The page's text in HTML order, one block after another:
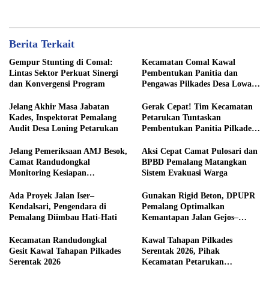
Berita Terkait
Gempur Stunting di Comal:
Lintas Sektor Perkuat Sinergi
dan Konvergensi Program
Kecamatan Comal Kawal
Pembentukan Panitia dan
Pengawas Pilkades Desa Lowa
Jelang Akhir Masa Jabatan
Kades, Inspektorat Pemalang
Audit Desa Loning Petarukan
Gerak Cepat! Tim Kecamatan
Petarukan Tuntaskan
Pembentukan Panitia Pilkades
Jelang Pemeriksaan AMJ Besok,
Camat Randudongkal
Monitoring Kesiapan
Aksi Cepat Camat Pulosari dan
BPBD Pemalang Matangkan
Sistem Evakuasi Warga
Ada Proyek Jalan Iser–
Kendalsari, Pengendara di
Pemalang Diimbau Hati-Hati
Gunakan Rigid Beton, DPUPR
Pemalang Optimalkan
Kemantapan Jalan Gejos–
Kecamatan Randudongkal
Gesit Kawal Tahapan Pilkades
Serentak 2026
Kawal Tahapan Pilkades
Serentak 2026, Pihak
Kecamatan Petarukan